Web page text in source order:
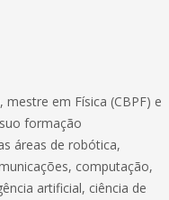
em Física (CBPF) e
formação
áreas de robótica,
computação,
artificial, ciência de